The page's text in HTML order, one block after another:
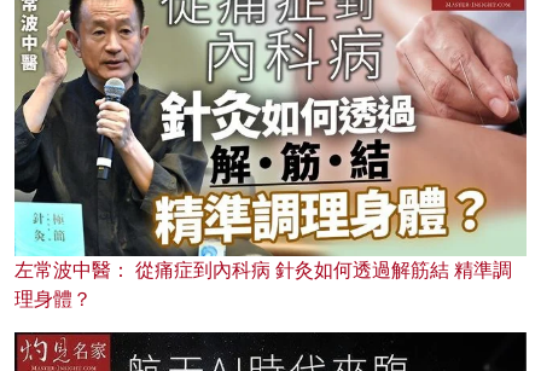
左常波中醫： 從痛症到內科病 針灸如何透過解筋結 精準調
理身體？